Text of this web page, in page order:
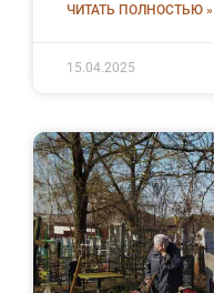
ЧИТАТЬ ПОЛНОСТЬЮ »
15.04.2025